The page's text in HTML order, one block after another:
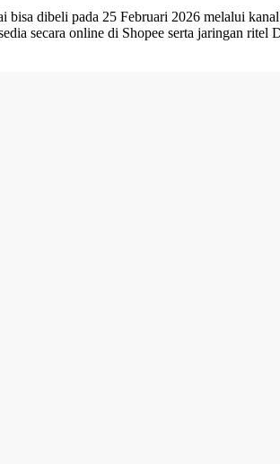
dibeli pada 25 Februari 2026 melalui
secara online di Shopee serta jaringan